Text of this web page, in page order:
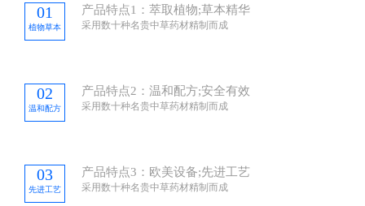
01
植物草本
产品特点1：萃取植物;草本精华
采用数十种名贵中草药材精制而成
02
温和配方
产品特点2：温和配方;安全有效
采用数十种名贵中草药材精制而成
03
先进工艺
产品特点3：欧美设备;先进工艺
采用数十种名贵中草药材精制而成